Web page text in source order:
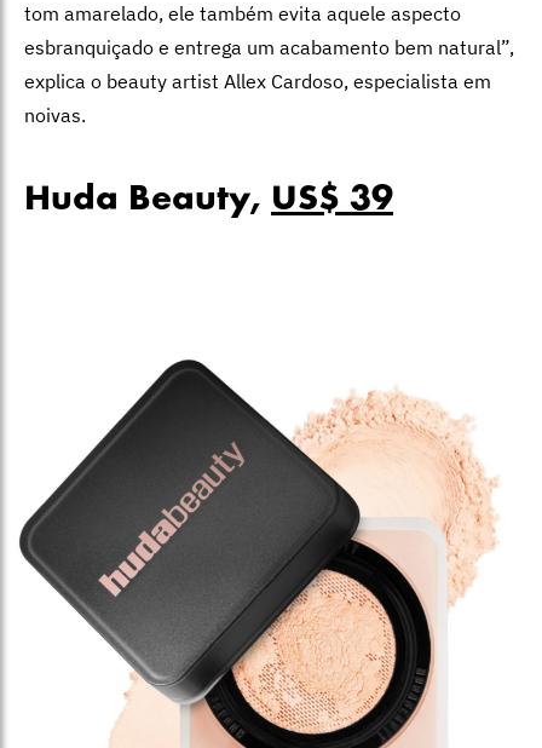
tom amarelado, ele também evita aquele aspecto
esbranquiçado e entrega um acabamento bem natural”,
explica o beauty artist Allex Cardoso, especialista em
noivas.
Huda Beauty, US$ 39